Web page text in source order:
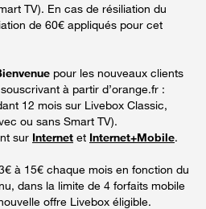
TV). En cas de résiliation du
de 60€ appliqués pour cet
pour les nouveaux clients
à partir d’orange.fr :
12 mois sur Livebox Classic,
ou sans Smart TV).
sur Internet et Internet+Mobile.
à 15€ chaque mois en fonction du
dans la limite de 4 forfaits mobile
offre Livebox éligible.